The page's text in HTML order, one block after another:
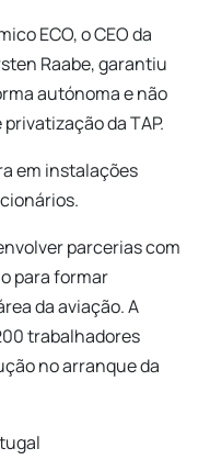
ECO, o CEO da
Raabe, garantiu
autónoma e não
da TAP.
em instalações
parcerias com
para formar
da aviação. A
trabalhadores
no arranque da